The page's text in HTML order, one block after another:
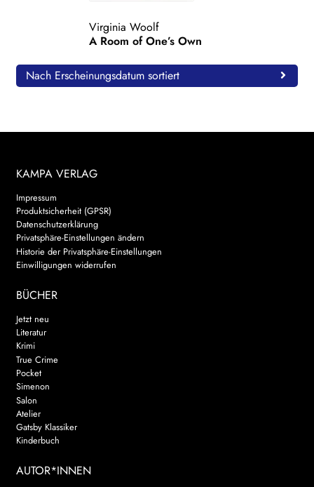
WEITERE VERLAGE
Search:
Virginia Woolf
A Room of One’s Own
Nach Erscheinungsdatum sortiert
KAMPA VERLAG
Impressum
Produktsicherheit (GPSR)
Datenschutzerklärung
Privatsphäre-Einstellungen ändern
Historie der Privatsphäre-Einstellungen
Einwilligungen widerrufen
BÜCHER
Jetzt neu
Literatur
Krimi
True Crime
Pocket
Simenon
Salon
Atelier
Gatsby Klassiker
Kinderbuch
AUTOR*INNEN